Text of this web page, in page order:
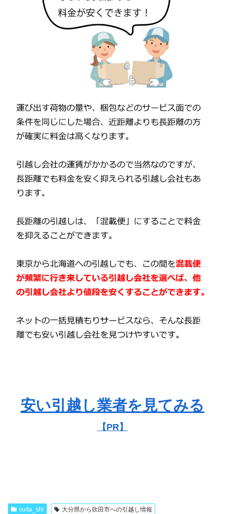
安い引越し業者を見てみる
【PR】
suita_shi 大分県から吹田市への引越し情報